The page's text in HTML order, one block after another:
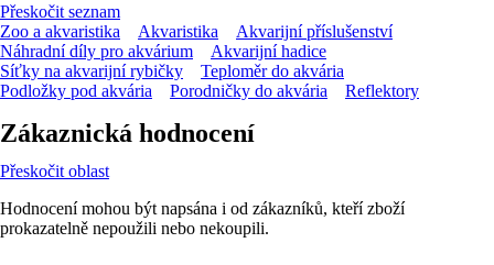
Přeskočit seznam
Zoo a akvaristika
Akvaristika
Akvarijní příslušenství
Náhradní díly pro akvárium
Akvarijní hadice
Síťky na akvarijní rybičky
Teploměr do akvária
Podložky pod akvária
Porodničky do akvária Reflektory
Zákaznická hodnocení
Přeskočit oblast
Hodnocení mohou být napsána i od zákazníků, kteří zboží
prokazatelně nepoužili nebo nekoupili.